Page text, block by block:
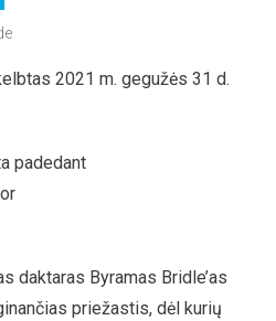
2021 m. gegužės 31 d.
padedant
daktaras Byramas Bridle’as
priežastis, dėl kurių